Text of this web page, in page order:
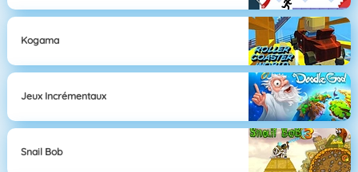
Kogama
Jeux Incrémentaux
Snail Bob